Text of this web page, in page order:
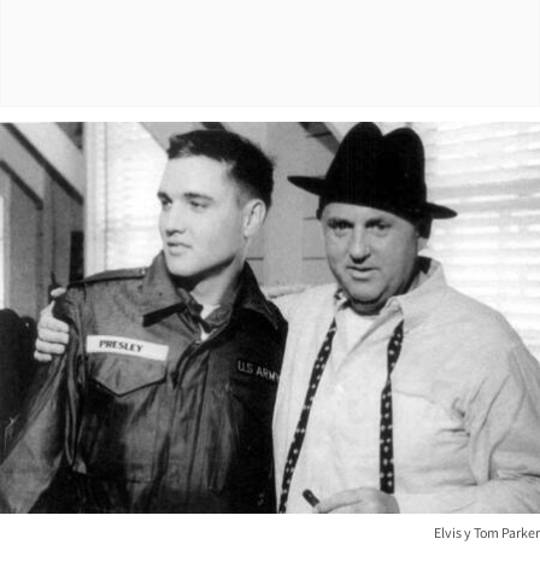
Elvis y Tom Parker